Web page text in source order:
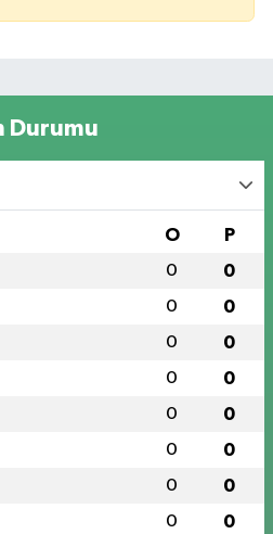
Durumu
O P
0 0
0 0
0 0
0 0
0 0
0 0
0 0
0 0